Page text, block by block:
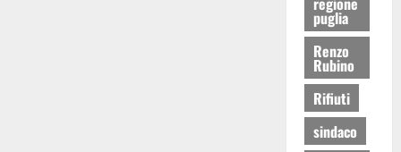
puglia
Renzo
Rubino
Rifiuti
sindaco